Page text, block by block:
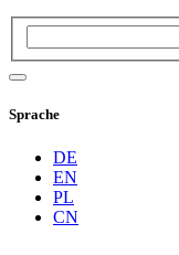
Sprache
DE
EN
PL
CN